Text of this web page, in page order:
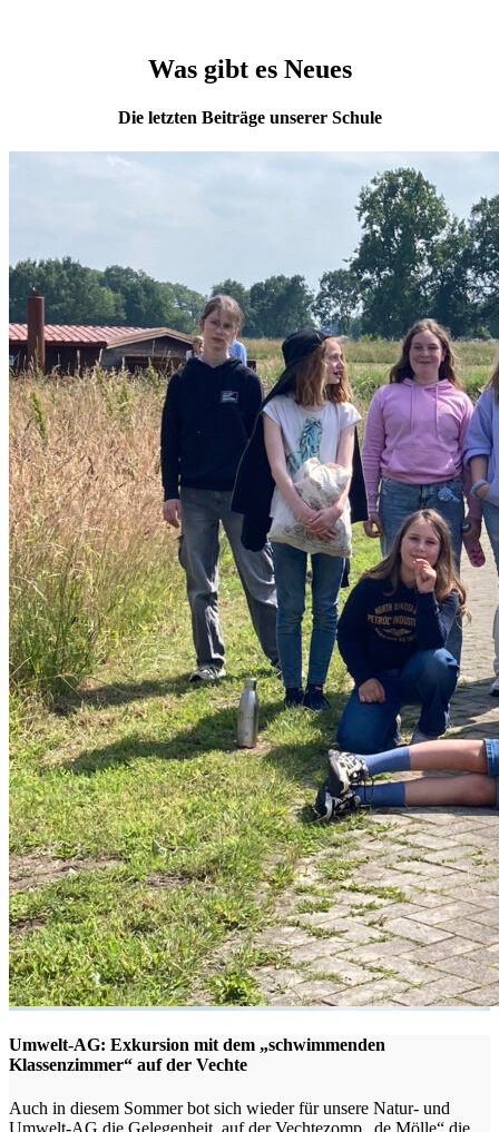
Was gibt es Neues
Die letzten Beiträge unserer Schule
Umwelt-AG: Exkursion mit dem „schwimmenden
Klassenzimmer“ auf der Vechte
Auch in diesem Sommer bot sich wieder für unsere Natur- und
Umwelt-AG die Gelegenheit, auf der Vechtezomp „de Mölle“ die